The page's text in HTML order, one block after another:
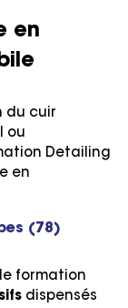
en
du cuir
ou
Detailing
en
(78)
formation
dispensés